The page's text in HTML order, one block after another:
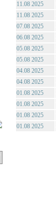
11.08 2025
11.08 2025
07.08 2025
06.08 2025
05.08 2025
05.08 2025
04.08 2025
04.08 2025
01.08 2025
01.08 2025
01.08 2025
01.08 2025